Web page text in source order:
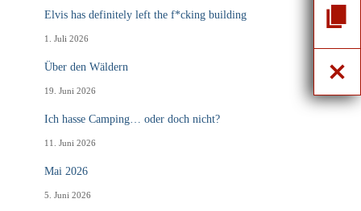
Elvis has definitely left the f*cking building
1. Juli 2026
Über den Wäldern
19. Juni 2026
Ich hasse Camping… oder doch nicht?
11. Juni 2026
Mai 2026
5. Juni 2026